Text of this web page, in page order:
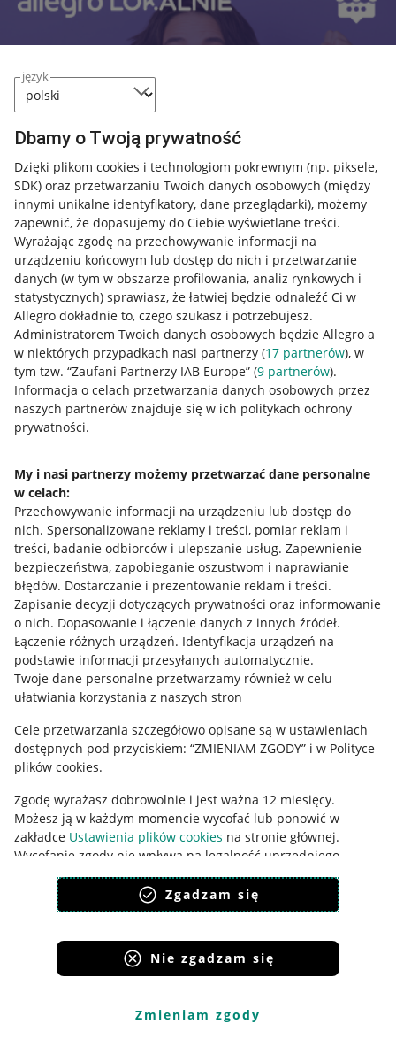
język
Dbamy o Twoją prywatność
Dzięki plikom cookies i technologiom pokrewnym (np. piksele,
SDK) oraz przetwarzaniu Twoich danych osobowych (między
innymi unikalne identyfikatory, dane przeglądarki), możemy
zapewnić, że dopasujemy do Ciebie wyświetlane treści.
Wyrażając zgodę na przechowywanie informacji na
urządzeniu końcowym lub dostęp do nich i przetwarzanie
danych (w tym w obszarze profilowania, analiz rynkowych i
statystycznych) sprawiasz, że łatwiej będzie odnaleźć Ci w
Allegro dokładnie to, czego szukasz i potrzebujesz.
Administratorem Twoich danych osobowych będzie Allegro a
w niektórych przypadkach nasi partnerzy (17 partnerów), w
tym tzw. “Zaufani Partnerzy IAB Europe” (9 partnerów).
Informacja o celach przetwarzania danych osobowych przez
naszych partnerów znajduje się w ich politykach ochrony
prywatności.
My i nasi partnerzy możemy przetwarzać dane personalne
w celach:
Przechowywanie informacji na urządzeniu lub dostęp do
nich. Spersonalizowane reklamy i treści, pomiar reklam i
treści, badanie odbiorców i ulepszanie usług. Zapewnienie
bezpieczeństwa, zapobieganie oszustwom i naprawianie
błędów. Dostarczanie i prezentowanie reklam i treści.
Zapisanie decyzji dotyczących prywatności oraz informowanie
o nich. Dopasowanie i łączenie danych z innych źródeł.
Łączenie różnych urządzeń. Identyfikacja urządzeń na
podstawie informacji przesyłanych automatycznie.
Twoje dane personalne przetwarzamy również w celu
ułatwiania korzystania z naszych stron
Cele przetwarzania szczegółowo opisane są w ustawieniach
dostępnych pod przyciskiem: “ZMIENIAM ZGODY” i w Polityce
plików cookies.
Zgodę wyrażasz dobrowolnie i jest ważna 12 miesięcy.
Możesz ją w każdym momencie wycofać lub ponowić w
zakładce Ustawienia plików cookies na stronie głównej.
Wycofanie zgody nie wpływa na legalność uprzedniego
przetwarzania.
polityka plików cookies
polityka ochrony prywatności
Zgadzam się
Nie zgadzam się
Zmieniam zgody
Przydatne informacje
Jak to działa
Napisz do nas
Allegro Gadane dla sprzedających
Mapa miejscowości
Informacje prawne
Regulamin
Polityka plików "cookies"
Ustawienia plików "cookies"
Udostępnianie lokalizacji
Informacje dla Aktu o Usługach Cyfrowych
Pobierz aplikację
Korzystanie z serwisu oznacza akceptacjęregulaminu